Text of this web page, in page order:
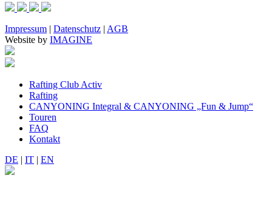
Impressum | Datenschutz | AGB
Website by IMAGINE
Rafting Club Activ
Rafting
CANYONING Integral & CANYONING „Fun & Jump“
Touren
FAQ
Kontakt
DE | IT | EN